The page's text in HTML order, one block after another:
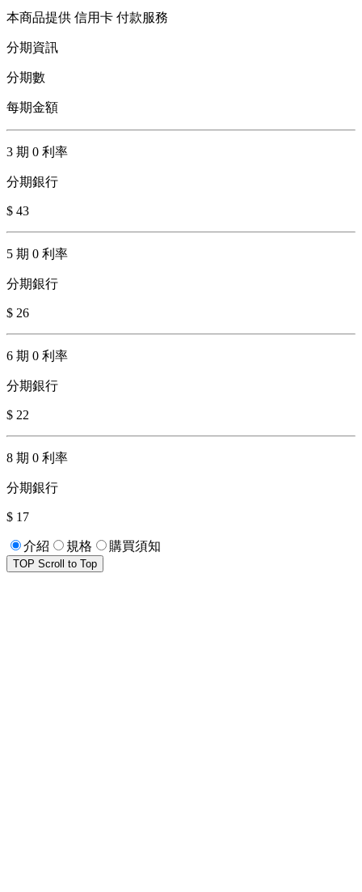
本商品提供 信用卡 付款服務
分期資訊
分期數
每期金額
3 期 0 利率
分期銀行
$ 43
5 期 0 利率
分期銀行
$ 26
6 期 0 利率
分期銀行
$ 22
8 期 0 利率
分期銀行
$ 17
介紹 規格 購買須知
TOP Scroll to Top